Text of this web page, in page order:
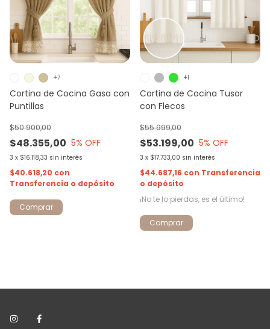
Cortina de Cocina Gasa con
Puntillas
$48.355,00
$50.900,00
5% OFF
3 x $16.118,33 sin interés
$40.618,20 con
Transferencia o depósito
+7
Comprar
Cortina de Cocina Tusor
con Flecos
$53.199,00
$55.999,00
5% OFF
3 x $17.733,00 sin interés
$44.687,16 con Transferencia
o depósito
¡No te lo pierdas, es el último!
+1
Comprar